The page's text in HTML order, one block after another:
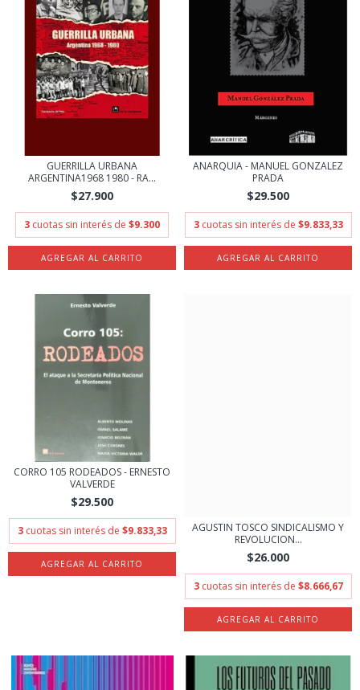
GUERRILLA URBANA
ARGENTINA1968 1980 - RA...
$27.900
3 cuotas sin interés de $9.300
ANARQUIA - MANUEL GONZALEZ
PRADA
$29.500
3 cuotas sin interés de $9.833,33
CORRO 105 RODEADOS - ERNESTO
VALVERDE
$29.500
3 cuotas sin interés de $9.833,33
AGUSTIN TOSCO SINDICALISMO Y
REVOLUCION...
$26.000
3 cuotas sin interés de $8.666,67